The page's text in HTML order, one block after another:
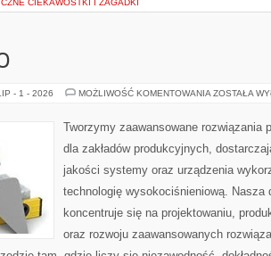
CIEKAWOSTKI I ZAGADKI
- 1 - 2026 MOŻLIWOŚĆ KOMENTOWANIA PRZEMYSŁ
ZOSTAŁA
Tworzymy zaawansowane rozwiązania
dla zakładów produkcyjnych,
jakości systemy oraz urządzenia
technologię wysokociśnieniową. Nasza
koncentruje się na projektowaniu,
oraz rozwoju zaawansowanych